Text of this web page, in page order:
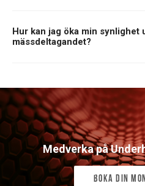
Hur kan jag öka min synlighet
mässdeltagandet?
Medverka på
Boka din